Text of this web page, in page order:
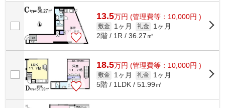
エリアです。 大型デパートやスー...
13.5万円 (管理費等：10,000円 )
敷金 1ヶ月 礼金
1ヶ月
2階 / 1R / 36.27㎡
18.5万円 (管理費等：10,000円 )
敷金 1ヶ月 礼金
1ヶ月
5階 / 1LDK / 51.99㎡